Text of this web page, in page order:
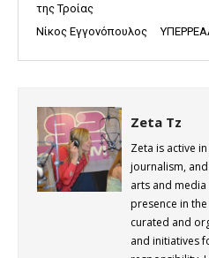
της Τροίας
Νίκος Εγγονόπουλος
Zeta Tz
Zeta is active
journalism,
arts and
presence in
curated and
and initiatives